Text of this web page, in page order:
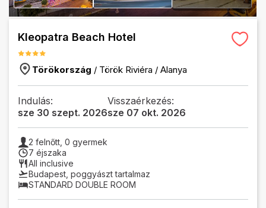
Kleopatra Beach Hotel
Törökország / Török Riviéra / Alanya
Indulás:
sze 30 szept. 2026
Visszaérkezés:
sze 07 okt. 2026
2 felnőtt, 0 gyermek
7 éjszaka
All inclusive
Budapest poggyászt tartalmaz
STANDARD DOUBLE ROOM